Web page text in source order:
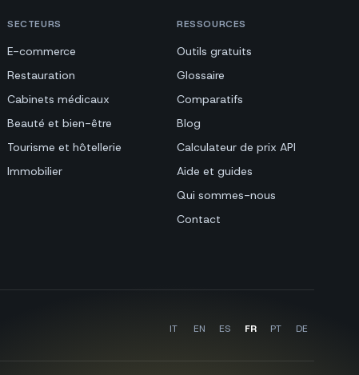
SECTEURS
E-commerce
Restauration
Cabinets médicaux
Beauté et bien-être
Tourisme et hôtellerie
Immobilier
RESSOURCES
Outils gratuits
Glossaire
Comparatifs
Blog
Calculateur de prix API
Aide et guides
Qui sommes-nous
Contact
IT EN ES FR PT DE